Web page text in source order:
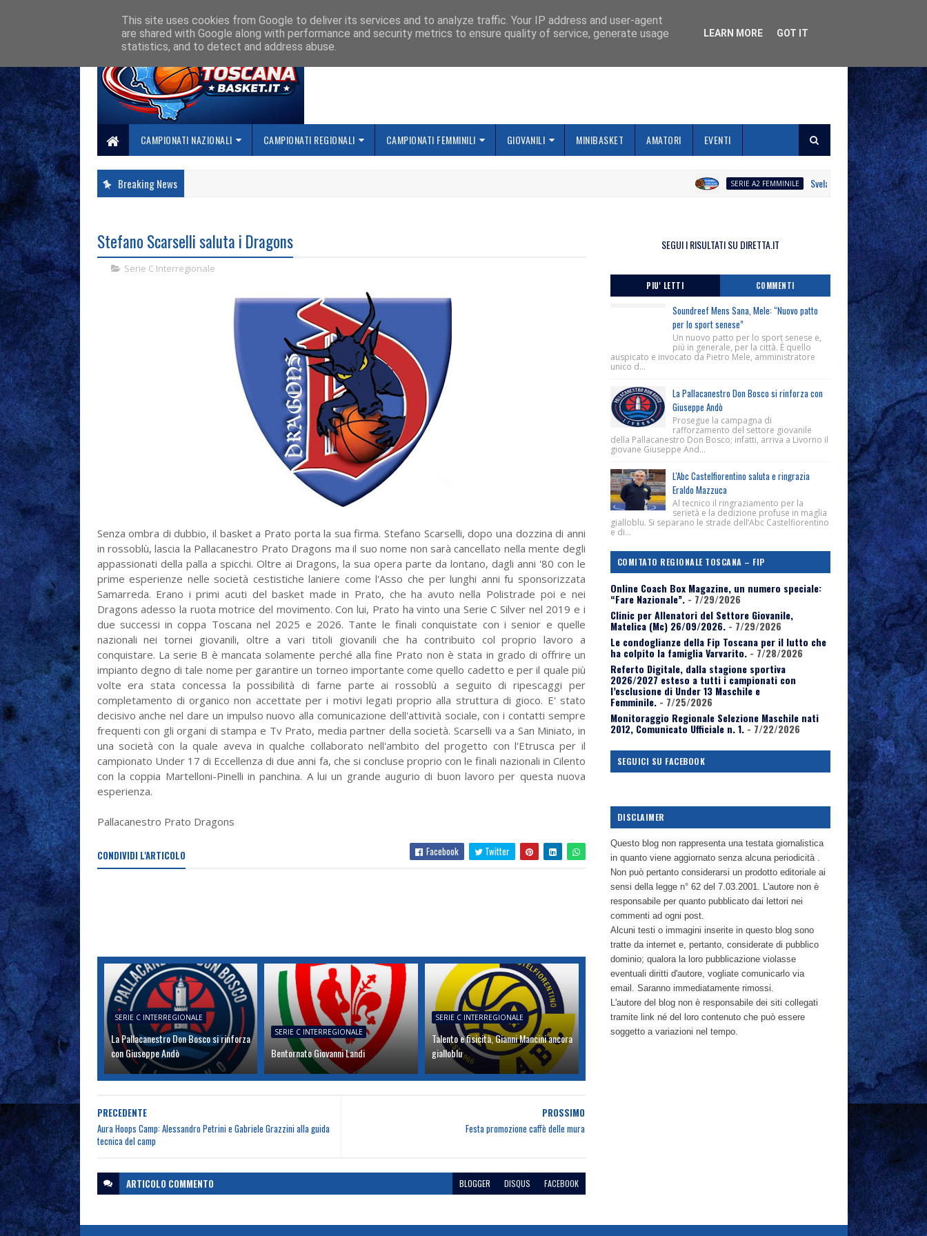
CAMPIONATI NAZIONALI CAMPIONATI REGIONALI CAMPIONATI FEMMINILI GIOVANILI MINIBASKET AMATORI EVENTI
Breaking News SERIE A2 FEMMINILE Svelato il calendario la Polisportiva
Stefano Scarselli saluta i Dragons
Serie C Interregionale
Senza ombra di dubbio, il basket a Prato porta la sua firma. Stefano Scarselli, dopo una dozzina di anni
in rossoblù, lascia la Pallacanestro Prato Dragons ma il suo nome non sarà cancellato nella mente degli
appassionati della palla a spicchi. Oltre ai Dragons, la sua opera parte da lontano, dagli anni '80 con le
prime esperienze nelle società cestistiche laniere come l'Asso che per lunghi anni fu sponsorizzata
Samarreda. Erano i primi acuti del basket made in Prato, che ha avuto nella Polistrade poi e nei
Dragons adesso la ruota motrice del movimento. Con lui, Prato ha vinto una Serie C Silver nel 2019 e i
due successi in coppa Toscana nel 2025 e 2026. Tante le finali conquistate con i senior e quelle
nazionali nei tornei giovanili, oltre a vari titoli giovanili che ha contribuito col proprio lavoro a
conquistare. La serie B è mancata solamente perché alla fine Prato non è stata in grado di offrire un
impianto degno di tale nome per garantire un torneo importante come quello cadetto e per il quale più
volte era stata concessa la possibilità di farne parte ai rossoblù a seguito di ripescaggi per
completamento di organico non accettate per i motivi legati proprio alla struttura di gioco. E' stato
decisivo anche nel dare un impulso nuovo alla comunicazione dell'attività sociale, con i contatti sempre
frequenti con gli organi di stampa e Tv Prato, media partner della società. Scarselli va a San Miniato, in
una società con la quale aveva in qualche collaborato nell'ambito del progetto con l'Etrusca per il
campionato Under 17 di Eccellenza di due anni fa, che si concluse proprio con le finali nazionali in Cilento
con la coppia Martelloni-Pinelli in panchina. A lui un grande augurio di buon lavoro per questa nuova
esperienza.
Pallacanestro Prato Dragons
CONDIVIDI L'ARTICOLO Facebook Twitter
SERIE C INTERREGIONALE
La Pallacanestro Don Bosco si rinforza
con Giuseppe Andò
SERIE C INTERREGIONALE
Bentornato Giovanni Landi
SERIE C INTERREGIONALE
Talento e fisicità, Gianni Mancini ancora
gialloblu
PROSSIMO
Festa promozione caffè delle mura
PRECEDENTE
Aura Hoops Camp: Alessandro Petrini e Gabriele Grazzini alla guida
tecnica del camp
ARTICOLO COMMENTO BLOGGER DISQUS FACEBOOK
SEGUI I RISULTATI SU DIRETTA.IT
PIU' LETTI COMMENTI
Soundreef Mens Sana, Mele: “Nuovo patto
per lo sport senese”
Un nuovo patto per lo sport senese e,
più in generale, per la città. È quello
auspicato e invocato da Pietro Mele, amministratore
unico d...
La Pallacanestro Don Bosco si rinforza con
Giuseppe Andò
Prosegue la campagna di
rafforzamento del settore giovanile
della Pallacanestro Don Bosco; infatti, arriva a Livorno il
giovane Giuseppe And...
L'Abc Castelfiorentino saluta e ringrazia
Eraldo Mazzuca
Al tecnico il ringraziamento per la
serietà e la dedizione profuse in maglia
gialloblu. Si separano le strade dell’Abc Castelfiorentino
e di...
COMITATO REGIONALE TOSCANA – FIP
Online Coach Box Magazine, un numero speciale:
“Fare Nazionale”.- 7/29/2026
Clinic per Allenatori del Settore Giovanile,
Matelica (Mc) 26/09/2026.- 7/29/2026
Le condoglianze della Fip Toscana per il lutto che
ha colpito la famiglia Varvarito.- 7/28/2026
Referto Digitale, dalla stagione sportiva
2026/2027 esteso a tutti i campionati con
l’esclusione di Under 13 Maschile e
Femminile.- 7/25/2026
Monitoraggio Regionale Selezione Maschile nati
2012, Comunicato Ufficiale n. 1.- 7/22/2026
SEGUICI SU FACEBOOK
DISCLAIMER
Questo blog non rappresenta una testata giornalistica
in quanto viene aggiornato senza alcuna periodicità .
Non può pertanto considerarsi un prodotto editoriale ai
sensi della legge n° 62 del 7.03.2001. L'autore non è
responsabile per quanto pubblicato dai lettori nei
commenti ad ogni post.
Alcuni testi o immagini inserite in questo blog sono
tratte da internet e, pertanto, considerate di pubblico
dominio; qualora la loro pubblicazione violasse
eventuali diritti d'autore, vogliate comunicarlo via
email. Saranno immediatamente rimossi.
L'autore del blog non è responsabile dei siti collegati
tramite link né del loro contenuto che può essere
soggetto a variazioni nel tempo.
This site uses cookies from Google to deliver its services and to analyze traffic. Your IP address and user-agent
are shared with Google along with performance and security metrics to ensure quality of service, generate usage
statistics, and to detect and address abuse.
LEARN MORE GOT IT